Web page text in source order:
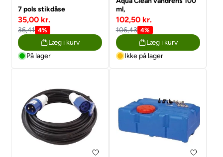
7 pols stikdåse
35,00 kr.
36,41 4%
Læg i kurv
På lager
ml,
102,50 kr.
106,43 4%
Læg i kurv
Ikke på lager